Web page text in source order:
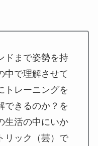
ドまで姿勢を持
中で理解させて
トレーニングを
できるのか？を
生活の中にいか
リック（芸）で